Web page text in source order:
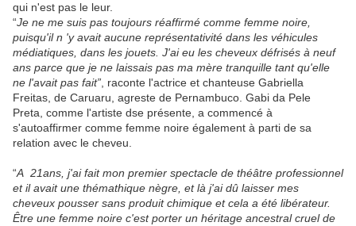
qui n'est pas le leur.
“Je ne me suis pas toujours réaffirmé comme femme noire,
puisqu'il n 'y avait aucune représentativité dans les véhicules
médiatiques, dans les jouets. J'ai eu les cheveux défrisés à neuf
ans parce que je ne laissais pas ma mère tranquille tant qu'elle
ne l'avait pas fait” , raconte l'actrice et chanteuse Gabriella
Freitas, de Caruaru, agreste de Pernambuco. Gabi da Pele
Preta, comme l'artiste dse présente, a commencé à
s'autoaffirmer comme femme noire également à parti de sa
relation avec le cheveu.
“A 21ans, j'ai fait mon premier spectacle de théâtre professionnel
et il avait une thémathique nègre, et là j'ai dû laisser mes
cheveux pousser sans produit chimique et cela a été libérateur.
Être une femme noire c'est porter un héritage ancestral cruel de